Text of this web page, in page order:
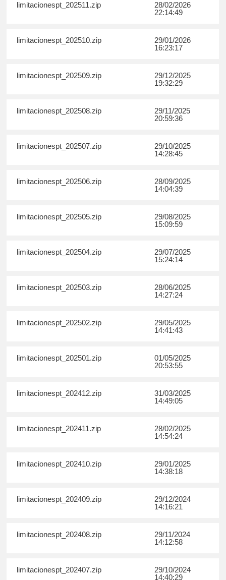
limitacionespt_202511.zip
28/02/2026
22:14:49
limitacionespt_202510.zip
29/01/2026
16:23:17
limitacionespt_202509.zip
29/12/2025
19:32:29
limitacionespt_202508.zip
29/11/2025
20:59:36
limitacionespt_202507.zip
29/10/2025
14:28:45
limitacionespt_202506.zip
28/09/2025
14:04:39
limitacionespt_202505.zip
29/08/2025
15:09:59
limitacionespt_202504.zip
29/07/2025
15:24:14
limitacionespt_202503.zip
28/06/2025
14:27:24
limitacionespt_202502.zip
29/05/2025
14:41:43
limitacionespt_202501.zip
01/05/2025
20:53:55
limitacionespt_202412.zip
31/03/2025
14:49:05
limitacionespt_202411.zip
28/02/2025
14:54:24
limitacionespt_202410.zip
29/01/2025
14:38:18
limitacionespt_202409.zip
29/12/2024
14:16:21
limitacionespt_202408.zip
29/11/2024
14:12:58
limitacionespt_202407.zip
29/10/2024
14:40:29